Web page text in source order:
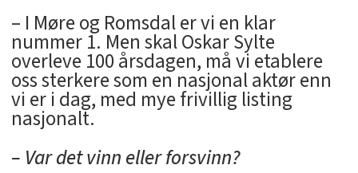
– I Møre og Romsdal er vi en klar
nummer 1. Men skal Oskar Sylte
overleve 100 årsdagen, må vi etablere
oss sterkere som en nasjonal aktør enn
vi er i dag, med mye frivillig listing
nasjonalt.
– Var det vinn eller forsvinn?